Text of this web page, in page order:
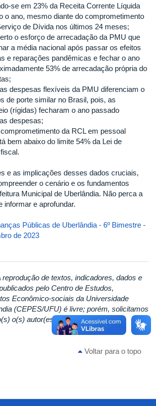
se em 23% da Receita Corrente Líquida
o ano, mesmo diante do comprometimento
de Dívida nos últimos 24 meses;
o esforço de arrecadação da PMU que
a média nacional após passar os efeitos
e reparações pandêmicas e fechar o ano
53% de arrecadação própria do
despesas flexíveis da PMU diferenciam o
de porte similar no Brasil, pois, as
(rígidas) fecharam o ano passado
despesas;
da RCL em pessoal
bem abaixo do limite 54% da Lei de
e as implicações desses dados cruciais,
o cenário e os fundamentos
Municipal de Uberlândia. Não perca a
informar e aprofundar.
Públicas de Uberlândia - 6º Bimestre -
de 2023
reprodução de textos, indicadores, dados e
pelo Centro de Estudos,
Econômico-sociais da Universidade
(CEPES/UFU) é livre; porém, solicitamos
o(s) autor(es) e/ou o CEPES/UFU.
Voltar para o topo